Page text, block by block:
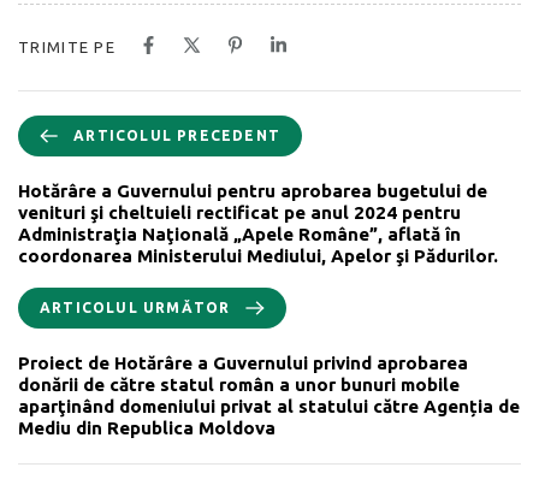
TRIMITE PE
ARTICOLUL PRECEDENT
Hotărâre a Guvernului pentru aprobarea bugetului de
venituri şi cheltuieli rectificat pe anul 2024 pentru
Administraţia Naţională „Apele Române”, aflată în
coordonarea Ministerului Mediului, Apelor şi Pădurilor.
ARTICOLUL URMĂTOR
Proiect de Hotărâre a Guvernului privind aprobarea
donării de către statul român a unor bunuri mobile
aparţinând domeniului privat al statului către Agenția de
Mediu din Republica Moldova